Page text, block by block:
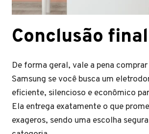
Conclusão final
De forma geral, vale a pena
Samsung se você busca um
eficiente, silencioso e econômico
Ela entrega exatamente o que
exageros, sendo uma escolha